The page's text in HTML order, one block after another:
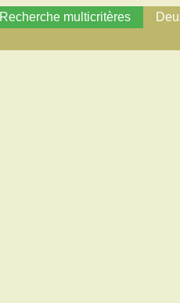
Recherche multicritères